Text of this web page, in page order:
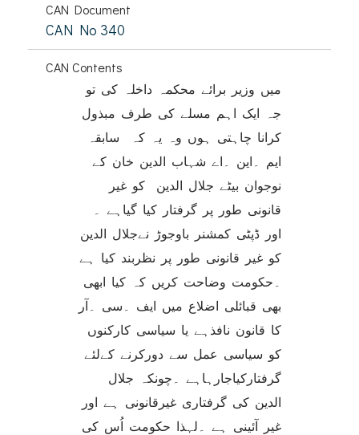
CAN Document
CAN No 340
CAN Contents
میں وزیر برائے محکمہ داخلہ کی تو
جہ ایک اہم مسلے کی طرف مبذول
کرانا چاہتی ہوں وہ یہ کہ سابقہ
ایم ۔این ۔اے شہاب الدین خان کے
نوجوان بیٹے جلال الدین کو غیر
قانونی طور پر گرفتار کیا گیاہے ۔
اور ڈپٹی کمشنر باوجوڑ نےجلال الدین
کو غیر قانونی طور پر نظربند کیا ہے
۔حکومت وضاحت کریں کہ کیا ابھی
بھی قبائلی اضلاع میں ایف ۔سی ۔آر
کا قانون نافذہے یا سیاسی کارکنوں
کو سیاسی عمل سے دورکرنے کےلئے
گرفتارکیاجارہاہے ۔چونکہ جلال
الدین کی گرفتاری غیرقانونی ہے اور
غیر آئینی ہے ۔لہذا حکومت اُس کی